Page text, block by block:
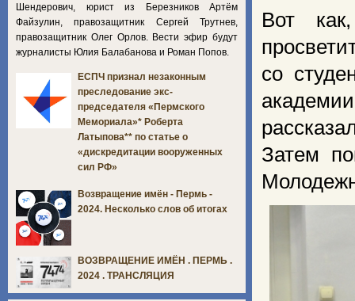
Вот
со
Затем
Шендерович, юрист из Березников Артём
Файзулин, правозащитник Сергей Трутнев,
правозащитник Олег Орлов. Вести эфир будут
журналисты Юлия Балабанова и Роман Попов.
ЕСПЧ признал незаконным
преследование экс-
председателя «Пермского
Мемориала»* Роберта
Латыпова** по статье о
«дискредитации вооруженных
сил РФ»
Возвращение имён - Пермь -
2024. Несколько слов об итогах
ВОЗВРАЩЕНИЕ ИМЁН . ПЕРМЬ .
2024 . ТРАНСЛЯЦИЯ